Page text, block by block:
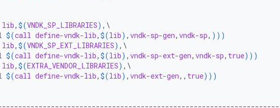
lib, $(VNDK_SP_LIBRARIES) ,\
$(call define-vndk-lib, $(lib) , vndk-sp-gen, vndk-sp, )))
lib, $(VNDK_SP_EXT_LIBRARIES) ,\
$(call define-vndk-lib, $(lib) , vndk-sp-ext-gen, vndk-sp, true)))
lib, $(EXTRA_VENDOR_LIBRARIES) ,\
$(call define-vndk-lib, $(lib) , vndk-ext-gen,, true)))